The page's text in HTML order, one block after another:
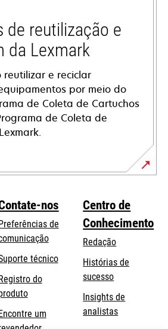
de reutilização e
da Lexmark
reutilizar e reciclar
por meio do
de Coleta de Cartuchos
de Coleta de
nos
de
técnicoopens
do
um
Centro de
Conhecimento
Redação
Histórias de
sucesso
Insights de
analistas